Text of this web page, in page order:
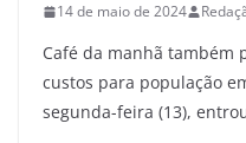
14 de maio de 2024
Café da manhã também
custos para população
segunda-feira (13),